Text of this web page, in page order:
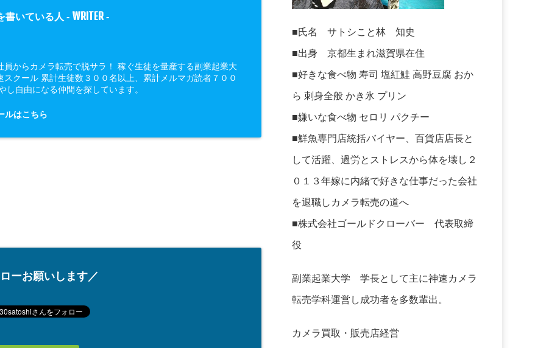
書いている人 - WRITER -
員からカメラ転売で脱サラ！ 稼ぐ生徒を量産する副業起業大
スクール 累計生徒数３００名以上、累計メルマガ読者７００
し自由になる仲間を探しています。
ルはこちら
ーお願いします／
■氏名 サトシこと林 知史
■出身 京都生まれ滋賀県在住
■好きな食べ物 寿司 塩紅鮭 高野豆腐 おか
ら 刺身全般 かき氷 プリン
■嫌いな食べ物 セロリ パクチー
■鮮魚専門店統括バイヤー、百貨店店長と
して活躍、過労とストレスから体を壊し２
０１３年嫁に内緒で好きな仕事だった会社
を退職しカメラ転売の道へ
■株式会社ゴールドクローバー 代表取締
役
副業起業大学 学長として主に神速カメラ
転売学科運営し成功者を多数輩出。
カメラ買取・販売店経営